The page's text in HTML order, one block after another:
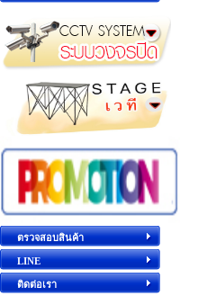
ตรวจสอบสินค้า
LINE
ติดต่อเรา